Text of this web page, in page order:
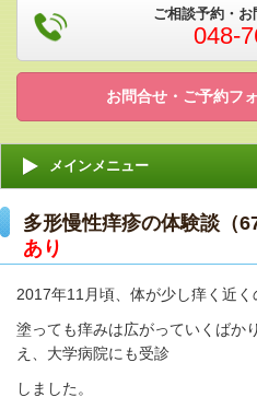
ご相談予約・
048-
お問合せ・ご予約フ
メインメニュー
多形慢性痒疹の体験談（
あり
2017年11月頃、体が少し痒く近く
塗っても痒みは広がっていくばか
え、大学病院にも受診
しました。